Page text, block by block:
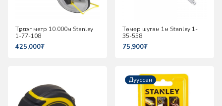
Түрдэг метр 10.000м Stanley
1-77-108
425,000₮
Төмөр шугам 1м Stanley 1-
35-558
75,900₮
Дууссан